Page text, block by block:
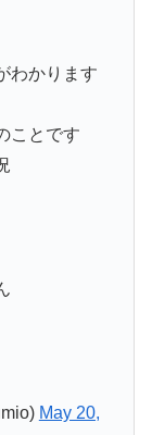
わかります
ことです
May 20,